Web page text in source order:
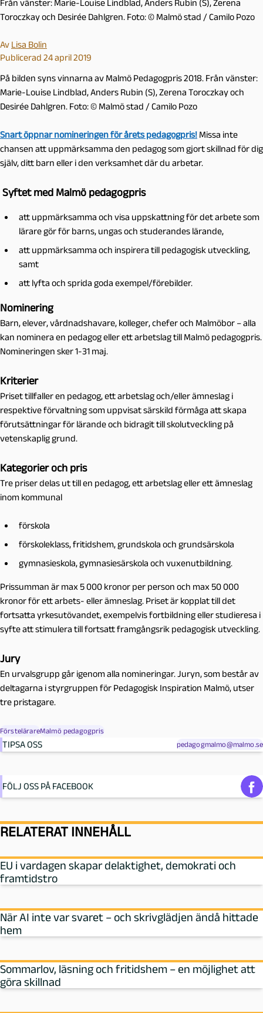
Från vänster: Marie-Louise Lindblad, Anders Rubin (S), Zerena
Toroczkay och Desirée Dahlgren. Foto: © Malmö stad / Camilo Pozo
Av Lisa Bolin
Publicerad 24 april 2019
På bilden syns vinnarna av Malmö Pedagogpris 2018. Från vänster:
Marie-Louise Lindblad, Anders Rubin (S), Zerena Toroczkay och
Desirée Dahlgren. Foto: © Malmö stad / Camilo Pozo
Snart öppnar nomineringen för årets pedagogpris! Missa inte
chansen att uppmärksamma den pedagog som gjort skillnad för dig
själv, ditt barn eller i den verksamhet där du arbetar.
Syftet med Malmö pedagogpris
att uppmärksamma och visa uppskattning för det arbete som
lärare gör för barns, ungas och studerandes lärande,
att uppmärksamma och inspirera till pedagogisk utveckling,
samt
att lyfta och sprida goda exempel/förebilder.
Nominering
Barn, elever, vårdnadshavare, kolleger, chefer och Malmöbor – alla
kan nominera en pedagog eller ett arbetslag till Malmö pedagogpris.
Nomineringen sker 1-31 maj.
Kriterier
Priset tillfaller en pedagog, ett arbetslag och/eller ämneslag i
respektive förvaltning som uppvisat särskild förmåga att skapa
förutsättningar för lärande och bidragit till skolutveckling på
vetenskaplig grund.
Kategorier och pris
Tre priser delas ut till en pedagog, ett arbetslag eller ett ämneslag
inom kommunal
förskola
förskoleklass, fritidshem, grundskola och grundsärskola
gymnasieskola, gymnasiesärskola och vuxenutbildning.
Prissumman är max 5 000 kronor per person och max 50 000
kronor för ett arbets- eller ämneslag. Priset är kopplat till det
fortsatta yrkesutövandet, exempelvis fortbildning eller studieresa i
syfte att stimulera till fortsatt framgångsrik pedagogisk utveckling.
Jury
En urvalsgrupp går igenom alla nomineringar. Juryn, som består av
deltagarna i styrgruppen för Pedagogisk Inspiration Malmö, utser
tre pristagare.
FörstelärareMalmö pedagogpris
TIPSA OSS pedagogmalmo@malmo.se
FÖLJ OSS PÅ FACEBOOK
RELATERAT INNEHÅLL
EU i vardagen skapar delaktighet, demokrati och
framtidstro
När AI inte var svaret – och skrivglädjen ändå hittade
hem
Sommarlov, läsning och fritidshem – en möjlighet att
göra skillnad